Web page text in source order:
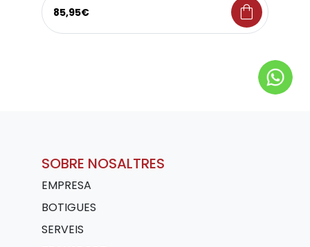
85,95€ shopping_bag
SOBRE NOSALTRES
EMPRESA
BOTIGUES
SERVEIS